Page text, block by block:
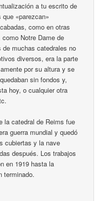
a tu escrito de
«parezcan»
como en otras
Notre Dame de
muchas catedrales no
diversos, era la parte
por su altura y se
sin fondos y,
hoy, o cualquier otra
la catedral de Reims fue
guerra mundial y quedó
cubiertas y la nave
después. Los trabajos
en 1919 hasta la
terminado.